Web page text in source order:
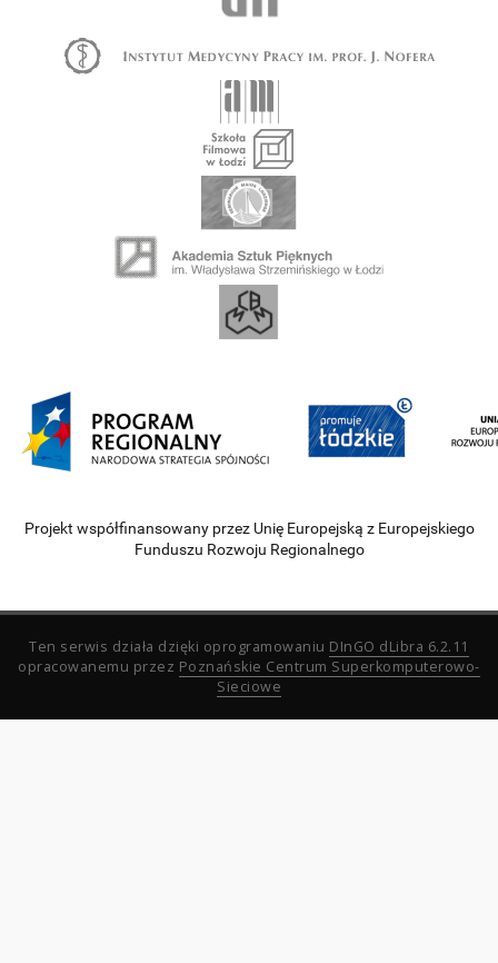
Projekt współfinansowany przez Unię Europejską z Europejskiego
Funduszu Rozwoju Regionalnego
Ten serwis działa dzięki oprogramowaniu DInGO dLibra 6.2.11
opracowanemu przez Poznańskie Centrum Superkomputerowo-
Sieciowe